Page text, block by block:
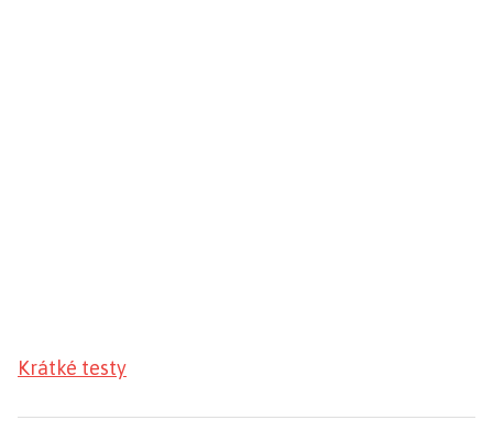
Krátké testy